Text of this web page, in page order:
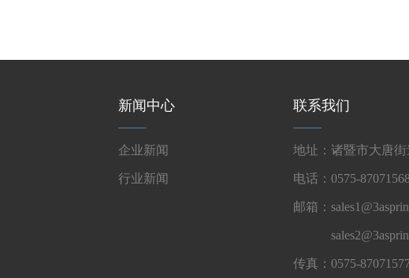
新闻中心
企业新闻
行业新闻
联系我们
地址：诸暨市大唐
电话：0575-
邮箱：
传真：0575-